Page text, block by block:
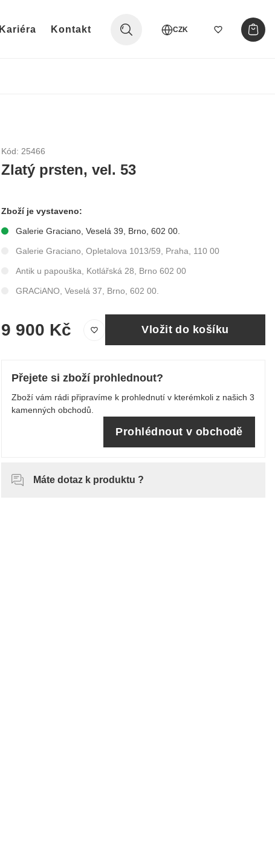
Kariéra Kontakt CZK
Kód: 25466
Zlatý prsten, vel. 53
Zboží je vystaveno:
Galerie Graciano, Veselá 39, Brno, 602 00.
Galerie Graciano, Opletalova 1013/59, Praha, 110 00
Antik u papouška, Kotlářská 28, Brno 602 00
GRACiANO, Veselá 37, Brno, 602 00.
9 900 Kč Vložit do košíku
Přejete si zboží prohlednout?
Zboží vám rádi připravíme k prohlednutí v kterémkoli z našich 3
kamenných obchodů.
Prohlédnout v obchodě
Máte dotaz k produktu ?